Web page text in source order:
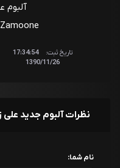
آلبوم
تاریخ ثبت:
17:34:54
1390/11/26
نظرات آلبوم جدید علی
نام شما: